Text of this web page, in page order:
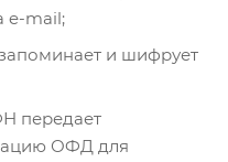
e-mail;
и шифрует
передает
ОФД для